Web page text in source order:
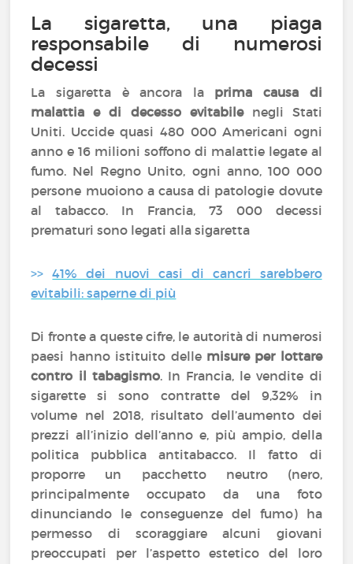
La sigaretta, una piaga
responsabile di numerosi
decessi
La sigaretta è ancora la prima causa di
malattia e di decesso evitabilenegli Stati
Uniti. Uccide quasi 480 000 Americani ogni
anno e 16 milioni soffono di malattie legate al
fumo. Nel Regno Unito, ogni anno, 100 000
persone muoiono a causa di patologie dovute
al tabacco. In Francia, 73 000 decessi
prematuri sono legati alla sigaretta
>>41% dei nuovi casi di cancri sarebbero
evitabili: saperne di più
Di fronte a queste cifre, le autorità di numerosi
paesi hanno istituito delle misure per lottare
contro il tabagismo. In Francia, le vendite di
sigarette si sono contratte del 9,32% in
volume nel 2018, risultato dell’aumento dei
prezzi all’inizio dell’anno e, più ampio, della
politica pubblica antitabacco. Il fatto di
proporre un pacchetto neutro (nero,
principalmente occupato da una foto
dinunciando le conseguenze del fumo) ha
permesso di scoraggiare alcuni giovani
preoccupati per l’aspetto estetico del loro